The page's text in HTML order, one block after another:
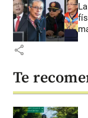
share
Te